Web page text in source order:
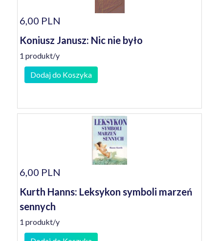
6,00 PLN
Koniusz Janusz: Nic nie było
1 produkt/y
Dodaj do Koszyka
6,00 PLN
Kurth Hanns: Leksykon symboli marzeń
sennych
1 produkt/y